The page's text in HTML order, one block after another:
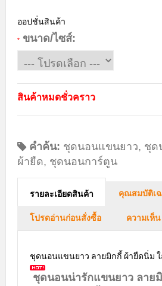
ออปชั่นสินค้า
* ขนาด/ไซส์:
สินค้าหมดชั่วคราว
คำค้น: ชุดนอนแขนยาว, ชุด
ผ้ายืด, ชุดนอนการ์ตูน
รายละเอียดสินค้า คุณสมบัติเ
โปรดอ่านก่อนสั่งซื้อ ความเห็
ชุดนอนแขนยาว ลายมิกกี้ ผ้ายืดนิ่ม
ชุดนอนน่ารักแขนยาว ลาย